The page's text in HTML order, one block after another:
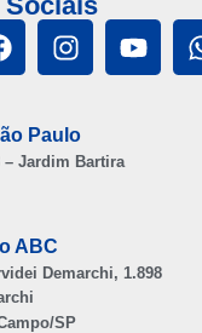
Paulo
– Jardim Bartira
ABC
Demarchi, 1.898
SP